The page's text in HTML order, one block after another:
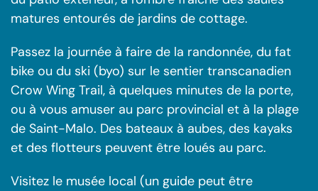
matures entourés de jardins de cottage.
Passez la journée à faire de la randonnée, du fat
bike ou du ski (byo) sur le sentier transcanadien
Crow Wing Trail, à quelques minutes de la porte,
ou à vous amuser au parc provincial et à la plage
de Saint-Malo. Des bateaux à aubes, des kayaks
et des flotteurs peuvent être loués au parc.
Visitez le musée local (un guide peut être